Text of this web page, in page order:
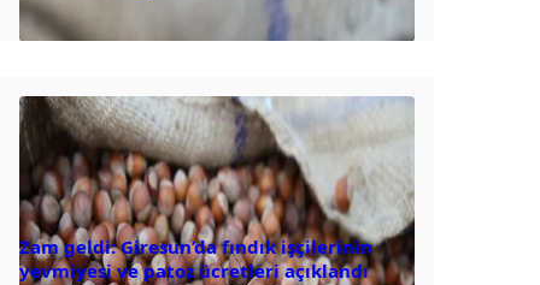
Zam geldi: Giresun’da fındık işçilerinin
yevmiyesi ve patoz ücretleri açıklandı